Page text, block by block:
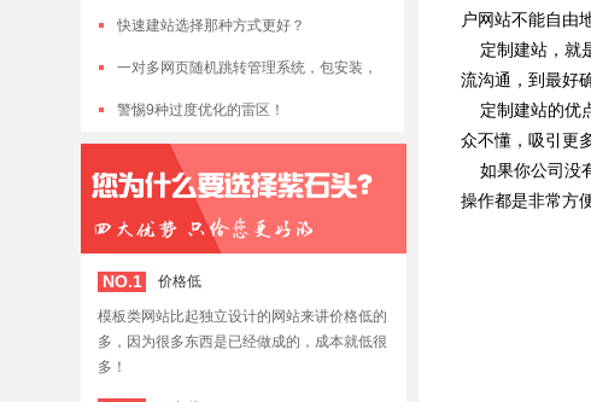
快速建站选择那种方式更好？
一对多网页随机跳转管理系统，包安装，
包能用，巨便宜
警惕9种过度优化的雷区！
NO.1 价格低
模板类网站比起独立设计的网站来讲价格低的
多，因为很多东西是已经做成的，成本就低很
多！
户网站不能自由
定制建站，就
流沟通，到最好
定制建站的优
众不懂，吸引更
如果你公司没
操作都是非常方